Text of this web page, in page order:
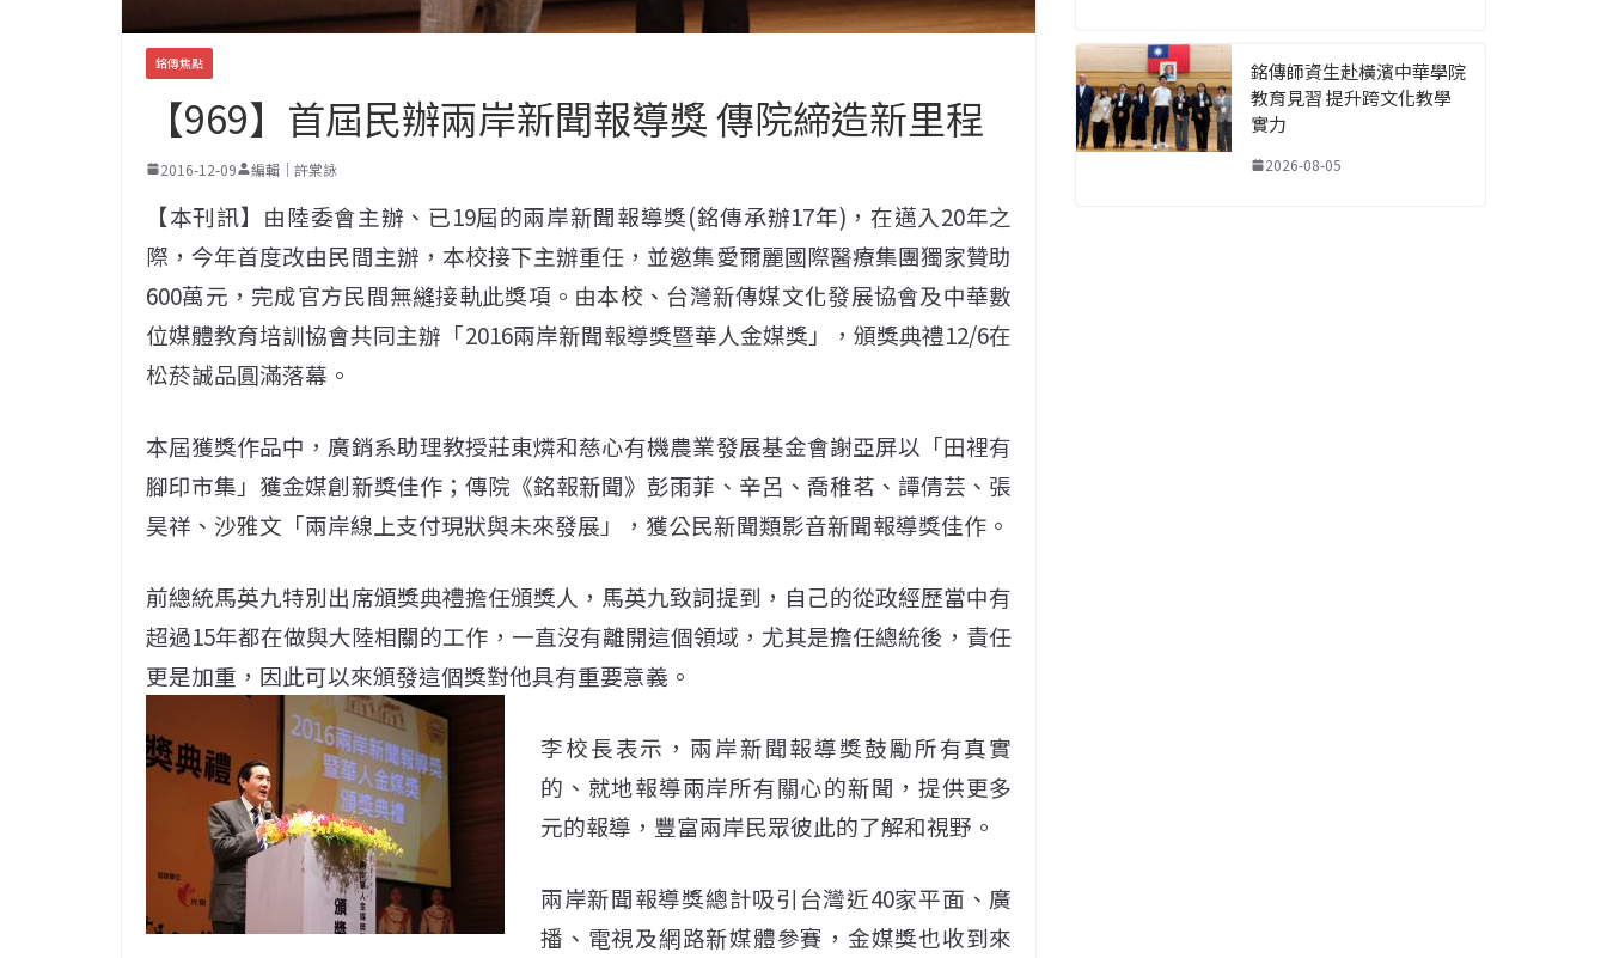
銘傳焦點
【969】首屆民辦兩岸新聞報導獎 傳院締造新里程
2016-12-09 編輯｜許棠詠
【本刊訊】由陸委會主辦、已19屆的兩岸新聞報導獎(銘傳承辦17年)，在邁入20年之
際，今年首度改由民間主辦，本校接下主辦重任，並邀集愛爾麗國際醫療集團獨家贊助
600萬元，完成官方民間無縫接軌此獎項。由本校、台灣新傳媒文化發展協會及中華數
位媒體教育培訓協會共同主辦「2016兩岸新聞報導獎暨華人金媒獎」，頒獎典禮12/6在
松菸誠品圓滿落幕。
本屆獲獎作品中，廣銷系助理教授莊東燐和慈心有機農業發展基金會謝亞屏以「田裡有
腳印市集」獲金媒創新獎佳作；傳院《銘報新聞》彭雨菲、辛呂、喬稚茗、譚倩芸、張
昊祥、沙雅文「兩岸線上支付現狀與未來發展」，獲公民新聞類影音新聞報導獎佳作。
前總統馬英九特別出席頒獎典禮擔任頒獎人，馬英九致詞提到，自己的從政經歷當中有
超過15年都在做與大陸相關的工作，一直沒有離開這個領域，尤其是擔任總統後，責任
更是加重，因此可以來頒發這個獎對他具有重要意義。
李校長表示，兩岸新聞報導獎鼓勵所有真實
的、就地報導兩岸所有關心的新聞，提供更多
元的報導，豐富兩岸民眾彼此的了解和視野。
兩岸新聞報導獎總計吸引台灣近40家平面、廣
播、電視及網路新媒體參賽，金媒獎也收到來
銘傳師資生赴橫濱中華學院
教育見習 提升跨文化教學
實力
2026-08-05